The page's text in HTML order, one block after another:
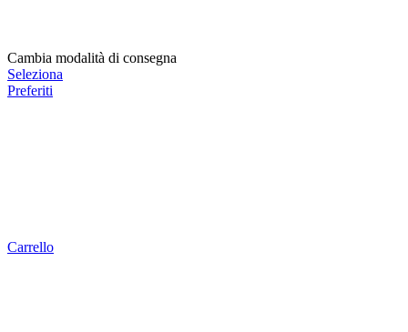
Cambia modalità di consegna
Seleziona
Preferiti
Carrello